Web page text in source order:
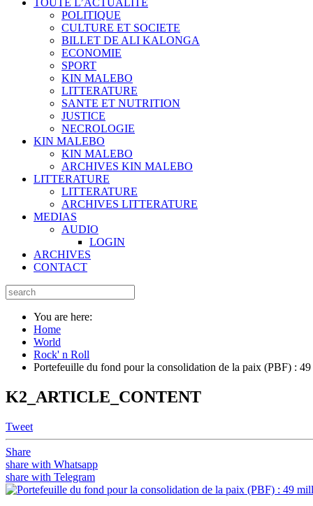
TOUTE L’ACTUALITÉ
POLITIQUE
CULTURE ET SOCIETE
BILLET DE ALI KALONGA
ECONOMIE
SPORT
KIN MALEBO
LITTERATURE
SANTE ET NUTRITION
JUSTICE
NECROLOGIE
KIN MALEBO
KIN MALEBO
ARCHIVES KIN MALEBO
LITTERATURE
LITTERATURE
ARCHIVES LITTERATURE
MEDIAS
AUDIO
LOGIN
ARCHIVES
CONTACT
You are here:
Home
World
Rock' n Roll
Portefeuille du fond pour la consolidation de la paix (PBF) :
K2_ARTICLE_CONTENT
Tweet
Share
share with Whatsapp
share with Telegram